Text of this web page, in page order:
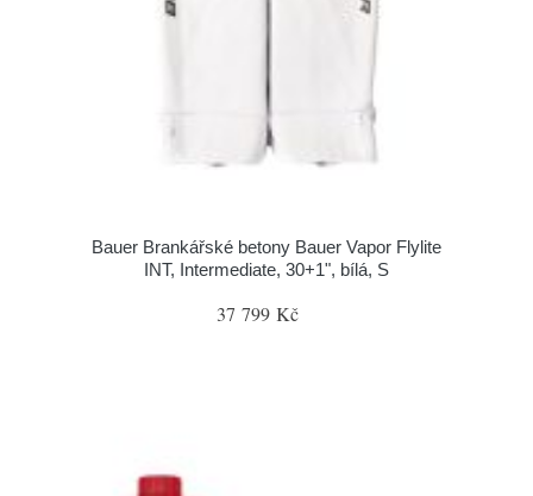
Bauer Brankářské betony Bauer Vapor Flylite
INT, Intermediate, 30+1", bílá, S
37 799 Kč